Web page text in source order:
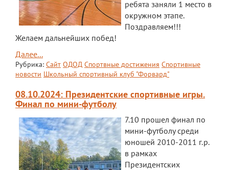
ребята заняли 1 место в
окружном этапе.
Поздравляем!!!
Желаем дальнейших побед!
Далее...
Рубрика: Сайт ОДОД Спортвные достижения Спортивные
новости Школьный спортивный клуб "Форвард"
08.10.2024: Президентские спортивные игры.
Финал по мини-футболу
7.10 прошел финал по
мини-футболу среди
юношей 2010-2011 г.р.
в рамках
Президентских